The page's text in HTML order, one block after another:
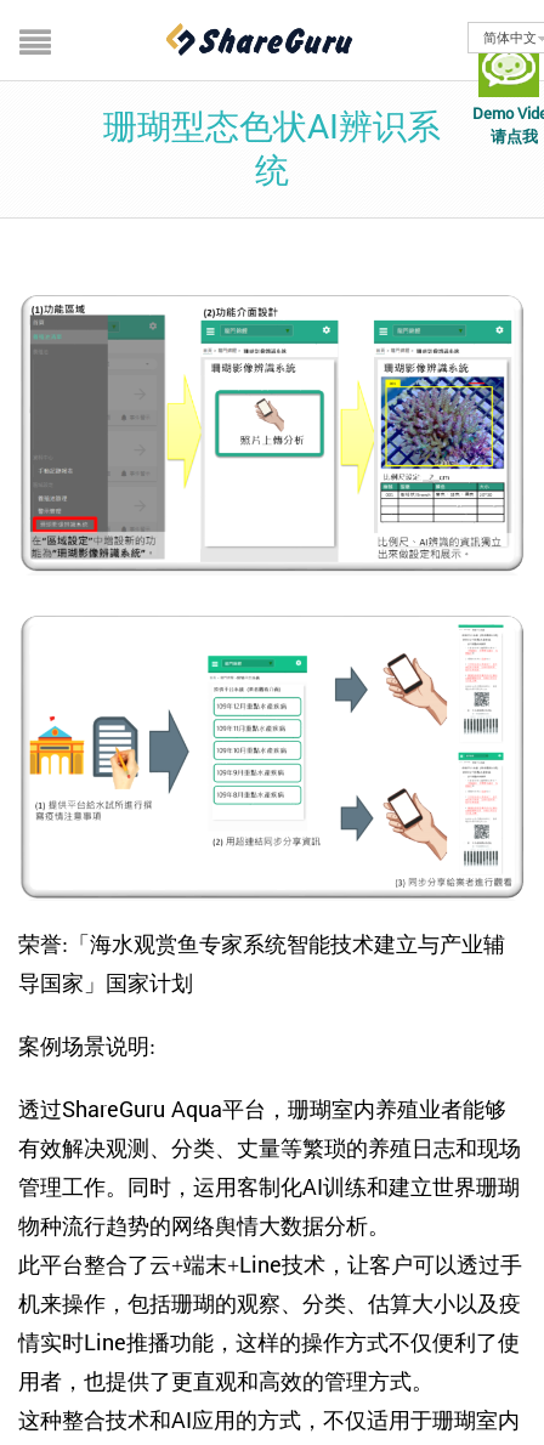
Demo
请点我
简体中文
珊瑚型态色状AI辨识系
统
荣誉:「海水观赏鱼专家系统智能技术建立与产业辅
导国家」国家计划
案例场景说明:
透过ShareGuru Aqua平台，珊瑚室内养殖业者能够
有效解决观测、分类、丈量等繁琐的养殖日志和现场
管理工作。同时，运用客制化AI训练和建立世界珊瑚
物种流行趋势的网络舆情大数据分析。
此平台整合了云+端末+Line技术，让客户可以透过手
机来操作，包括珊瑚的观察、分类、估算大小以及疫
情实时Line推播功能，这样的操作方式不仅便利了使
用者，也提供了更直观和高效的管理方式。
这种整合技术和AI应用的方式，不仅适用于珊瑚室内